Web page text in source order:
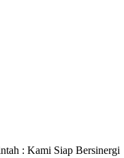
: Kami Siap Bersinergi